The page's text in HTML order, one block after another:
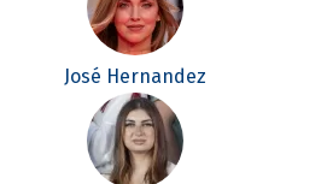
José Hernandez